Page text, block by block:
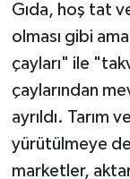
Gıda, hoş tat
olması gibi
çayları" ile
çaylarından
ayrıldı. Tarım
yürütülmeye
marketler,